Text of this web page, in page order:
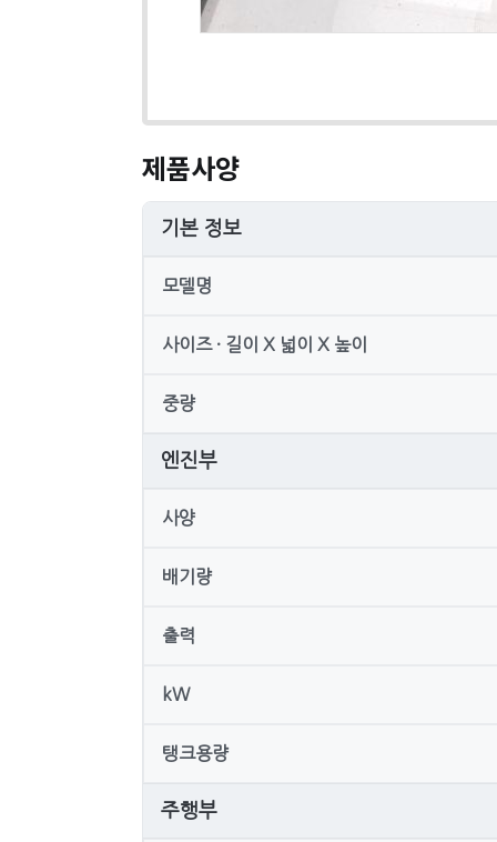
제품사양
기본 정보
모델명
사이즈 · 길이 X 넓이 X 높이
중량
엔진부
사양
배기량
출력
kW
탱크용량
주행부